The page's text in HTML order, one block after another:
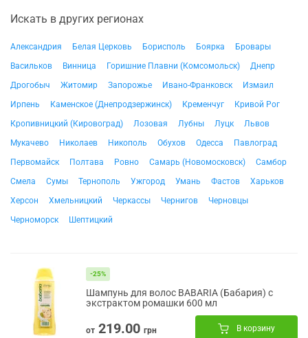
Искать в других регионах
Александрия Белая Церковь Борисполь Боярка
Бровары
Васильков
Винница Горишние Плавни (Комсомольск)
Днепр
Дрогобыч
Житомир Запорожье Ивано-Франковск
Измаил
Ирпень
Каменское (Днепродзержинск) Кременчуг
Кривой Рог
Кропивницкий (Кировоград)
Лозовая Лубны Луцк
Львов
Мукачево
Николаев Никополь Обухов Одесса
Павлоград
Первомайск
Полтава Ровно Самарь (Новомосковск)
Самбор
Смела
Сумы Тернополь Ужгород Умань Фастов
Харьков
Херсон
Хмельницкий Черкассы Чернигов
Черновцы
Черноморск
Шептицкий
-25%
Шампунь для волос BABARIA (Бабария) с
экстрактом ромашки 600 мл
от 219.00 грн В корзину